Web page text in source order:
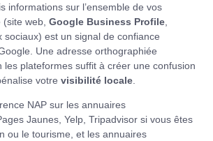
informations sur l’ensemble de vos
web, Google Business Profile
sociaux) est un signal de confiance
Une adresse orthographiée
les plateformes suffit à créer une confusion
votre visibilité locale
NAP sur les annuaires
Jaunes Yelp Tripadvisor si vous êtes
ou le tourisme, et les annuaires